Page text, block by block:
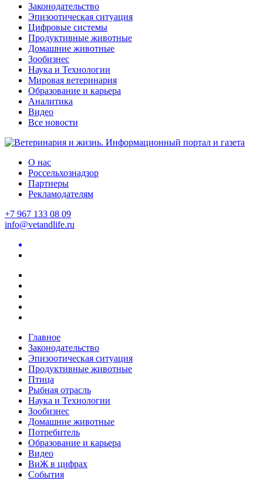
Законодательство
Эпизоотическая ситуация
Цифровые системы
Продуктивные животные
Домашние животные
Зообизнес
Наука и Технологии
Мировая ветеринария
Образование и карьера
Аналитика
Видео
Все новости
О нас
Россельхознадзор
Партнеры
Рекламодателям
+7 967 133 08 09
info@vetandlife.ru
Главное
Законодательство
Эпизоотическая ситуация
Продуктивные животные
Птица
Рыбная отрасль
Наука и Технологии
Зообизнес
Домашние животные
Потребитель
Образование и карьера
Видео
ВиЖ в цифрах
События